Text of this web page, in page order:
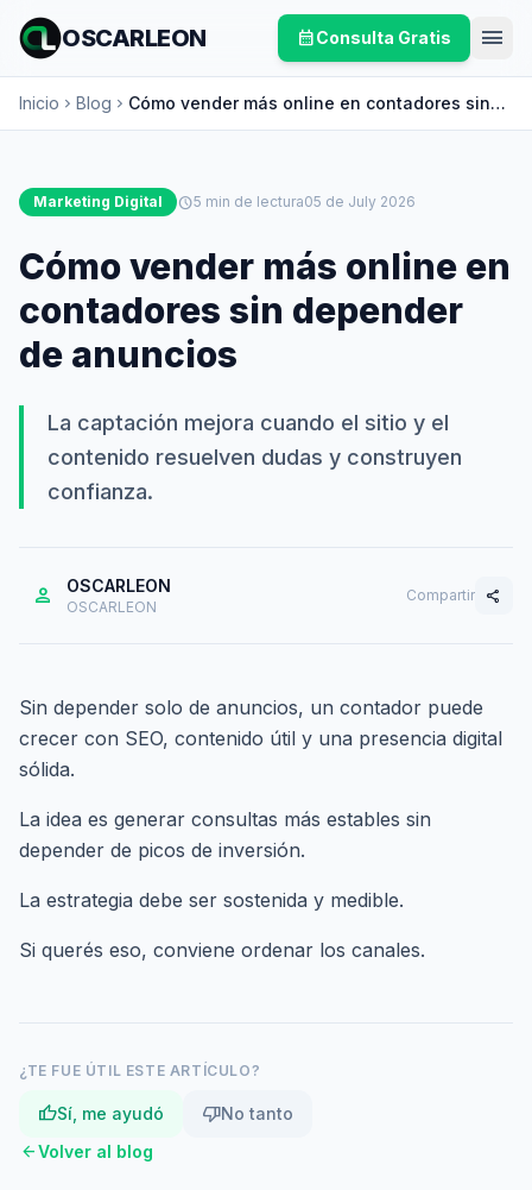
OSCARLEON calendar_monthConsulta Gratis menu
Inicio chevron_right Blog chevron_right Cómo vender más online en contadores sin
depender de anuncios
Marketing Digital schedule5 min de lectura05 de July 2026
Cómo vender más online en
contadores sin depender
de anuncios
La captación mejora cuando el sitio y el
contenido resuelven dudas y construyen
confianza.
person OSCARLEON
OSCARLEON
Compartir share
Sin depender solo de anuncios, un contador puede
crecer con SEO, contenido útil y una presencia digital
sólida.
La idea es generar consultas más estables sin
depender de picos de inversión.
La estrategia debe ser sostenida y medible.
Si querés eso, conviene ordenar los canales.
¿TE FUE ÚTIL ESTE ARTÍCULO?
thumb_upSí, me ayudó thumb_downNo tanto
arrow_backVolver al blog